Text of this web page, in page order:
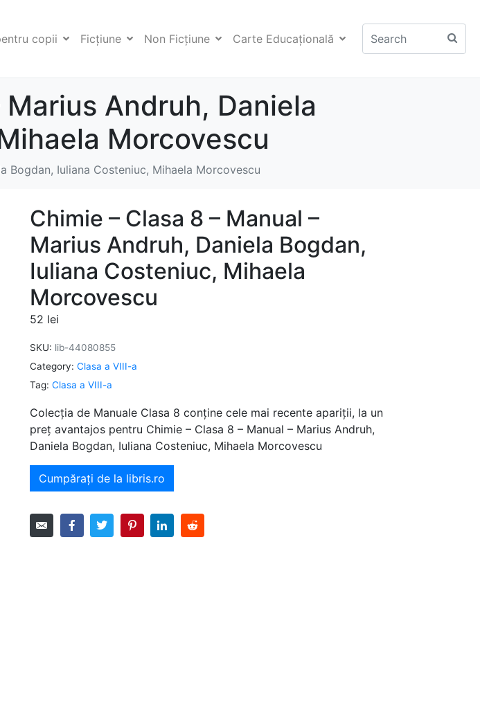
copii Ficţiune Non Ficţiune Carte Educaţională
Andruh, Daniela
Morcovescu
Bogdan, Iuliana Costeniuc, Mihaela Morcovescu
Chimie – Clasa 8 – Manual –
Marius Andruh, Daniela Bogdan,
Iuliana Costeniuc, Mihaela
Morcovescu
52 lei
SKU: lib-44080855
Category: Clasa a VIII-a
Tag: Clasa a VIII-a
Colecția de Manuale Clasa 8 conține cele mai recente apariții, la un
preț avantajos pentru Chimie – Clasa 8 – Manual – Marius Andruh,
Daniela Bogdan, Iuliana Costeniuc, Mihaela Morcovescu
Cumpărați de la libris.ro